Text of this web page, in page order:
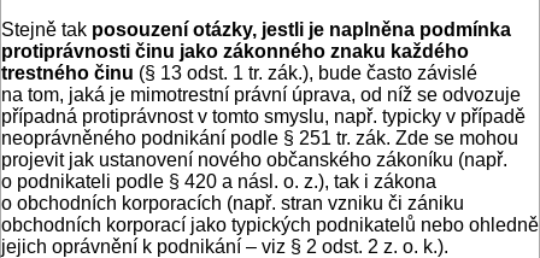
Stejně tak posouzení otázky, jestli je naplněna podmínka
protiprávnosti činu jako zákonného znaku každého
trestného činu (§ 13 odst. 1 tr. zák.), bude často závislé
na tom, jaká je mimotrestní právní úprava, od níž se odvozuje
případná protiprávnost v tomto smyslu, např. typicky v případě
neoprávněného podnikání podle § 251 tr. zák. Zde se mohou
projevit jak ustanovení nového občanského zákoníku (např.
o podnikateli podle § 420 a násl. o. z.), tak i zákona
o obchodních korporacích (např. stran vzniku či zániku
obchodních korporací jako typických podnikatelů nebo ohledně
jejich oprávnění k podnikání – viz § 2 odst. 2 z. o. k.).